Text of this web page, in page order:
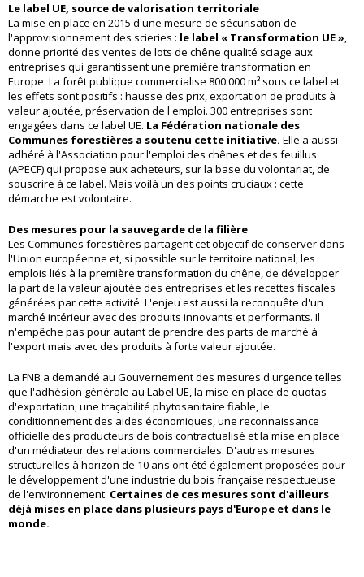
Le label UE, source de valorisation territoriale
La mise en place en 2015 d'une mesure de sécurisation de
l'approvisionnement des scieries : le label « Transformation UE »,
donne priorité des ventes de lots de chêne qualité sciage aux
entreprises qui garantissent une première transformation en
Europe. La forêt publique commercialise 800.000 m³ sous ce label et
les effets sont positifs : hausse des prix, exportation de produits à
valeur ajoutée, préservation de l'emploi. 300 entreprises sont
engagées dans ce label UE. La Fédération nationale des
Communes forestières a soutenu cette initiative. Elle a aussi
adhéré à l'Association pour l'emploi des chênes et des feuillus
(APECF) qui propose aux acheteurs, sur la base du volontariat, de
souscrire à ce label. Mais voilà un des points cruciaux : cette
démarche est volontaire.
Des mesures pour la sauvegarde de la filière
Les Communes forestières partagent cet objectif de conserver dans
l'Union européenne et, si possible sur le territoire national, les
emplois liés à la première transformation du chêne, de développer
la part de la valeur ajoutée des entreprises et les recettes fiscales
générées par cette activité. L'enjeu est aussi la reconquête d'un
marché intérieur avec des produits innovants et performants. Il
n'empêche pas pour autant de prendre des parts de marché à
l'export mais avec des produits à forte valeur ajoutée.
La FNB a demandé au Gouvernement des mesures d'urgence telles
que l'adhésion générale au Label UE, la mise en place de quotas
d'exportation, une traçabilité phytosanitaire fiable, le
conditionnement des aides économiques, une reconnaissance
officielle des producteurs de bois contractualisé et la mise en place
d'un médiateur des relations commerciales. D'autres mesures
structurelles à horizon de 10 ans ont été également proposées pour
le développement d'une industrie du bois française respectueuse
de l'environnement. Certaines de ces mesures sont d'ailleurs
déjà mises en place dans plusieurs pays d'Europe et dans le
monde.